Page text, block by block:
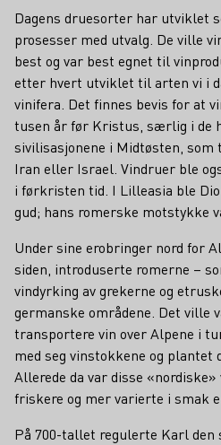
Dagens druesorter har utviklet
prosesser med utvalg. De ville
best og var best egnet til
etter hvert utviklet til arten vi i
vinifera. Det finnes bevis for at
tusen år før Kristus, særlig i de
sivilisasjonene i Midtøsten, som
Iran eller Israel. Vindruer ble
i førkristen tid. I Lilleasia ble
gud; hans romerske motstykke
Under sine erobringer nord for
siden, introduserte romerne –
vindyrking av grekerne og
germanske områdene. Det ville
transportere vin over Alpene i
med seg vinstokkene og plantet
Allerede da var disse
friskere og mer varierte i smak
På 700-tallet regulerte Karl den